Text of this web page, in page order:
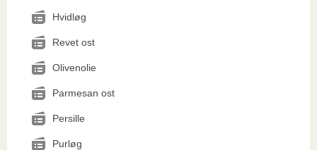
Hvidløg
Revet ost
Olivenolie
Parmesan ost
Persille
Purløg